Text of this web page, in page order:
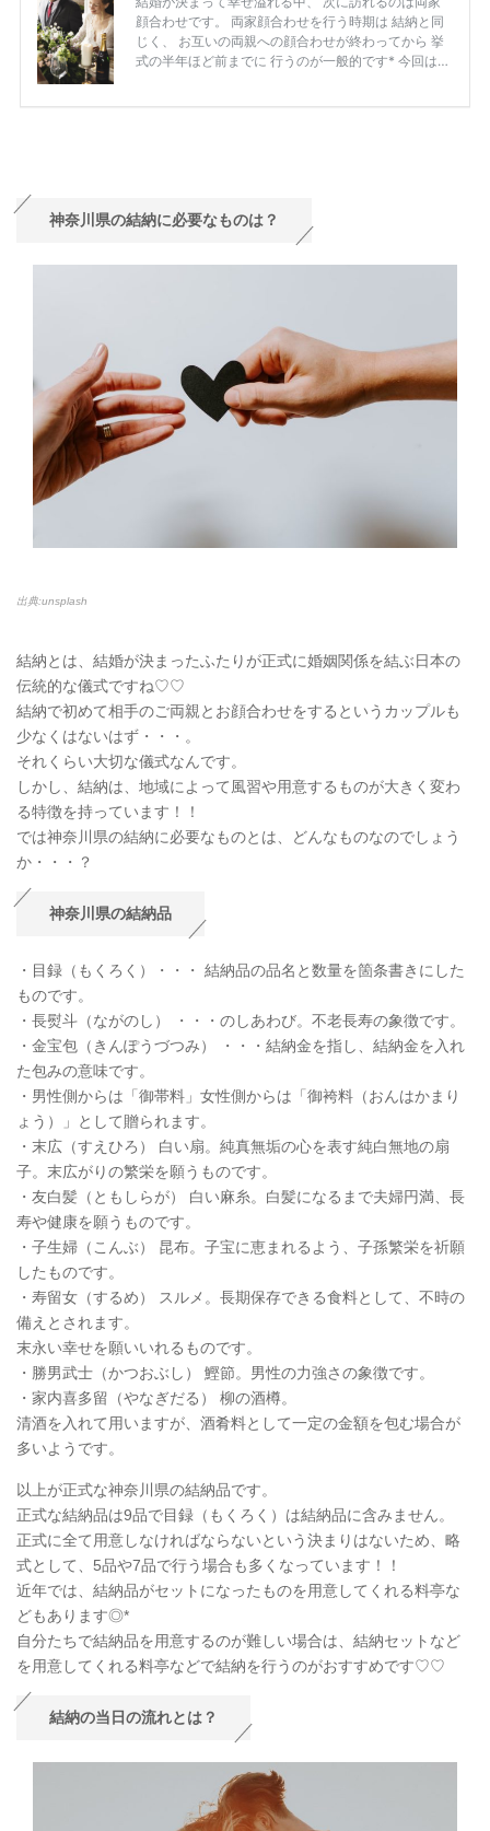
神奈川県の結納に必要なものは？
出典:unsplash
結納とは、結婚が決まったふたりが正式に婚姻関係を結ぶ日本の
伝統的な儀式ですね♡♡
結納で初めて相手のご両親とお顔合わせをするというカップルも
少なくはないはず・・・。
それくらい大切な儀式なんです。
しかし、結納は、地域によって風習や用意するものが大きく変わ
る特徴を持っています！！
では神奈川県の結納に必要なものとは、どんなものなのでしょう
か・・・？
神奈川県の結納品
・目録（もくろく）・・・ 結納品の品名と数量を箇条書きにした
ものです。
・長熨斗（ながのし） ・・・のしあわび。不老長寿の象徴です。
・金宝包（きんぽうづつみ） ・・・結納金を指し、結納金を入れ
た包みの意味です。
・男性側からは「御帯料」女性側からは「御袴料（おんはかまり
ょう）」として贈られます。
・末広（すえひろ） 白い扇。純真無垢の心を表す純白無地の扇
子。末広がりの繁栄を願うものです。
・友白髪（ともしらが） 白い麻糸。白髪になるまで夫婦円満、長
寿や健康を願うものです。
・子生婦（こんぶ） 昆布。子宝に恵まれるよう、子孫繁栄を祈願
したものです。
・寿留女（するめ） スルメ。長期保存できる食料として、不時の
備えとされます。
末永い幸せを願いいれるものです。
・勝男武士（かつおぶし） 鰹節。男性の力強さの象徴です。
・家内喜多留（やなぎだる） 柳の酒樽。
清酒を入れて用いますが、酒肴料として一定の金額を包む場合が
多いようです。
以上が正式な神奈川県の結納品です。
正式な結納品は9品で目録（もくろく）は結納品に含みません。
正式に全て用意しなければならないという決まりはないため、略
式として、5品や7品で行う場合も多くなっています！！
近年では、結納品がセットになったものを用意してくれる料亭な
どもあります◎*
自分たちで結納品を用意するのが難しい場合は、結納セットなど
を用意してくれる料亭などで結納を行うのがおすすめです♡♡
結納の当日の流れとは？